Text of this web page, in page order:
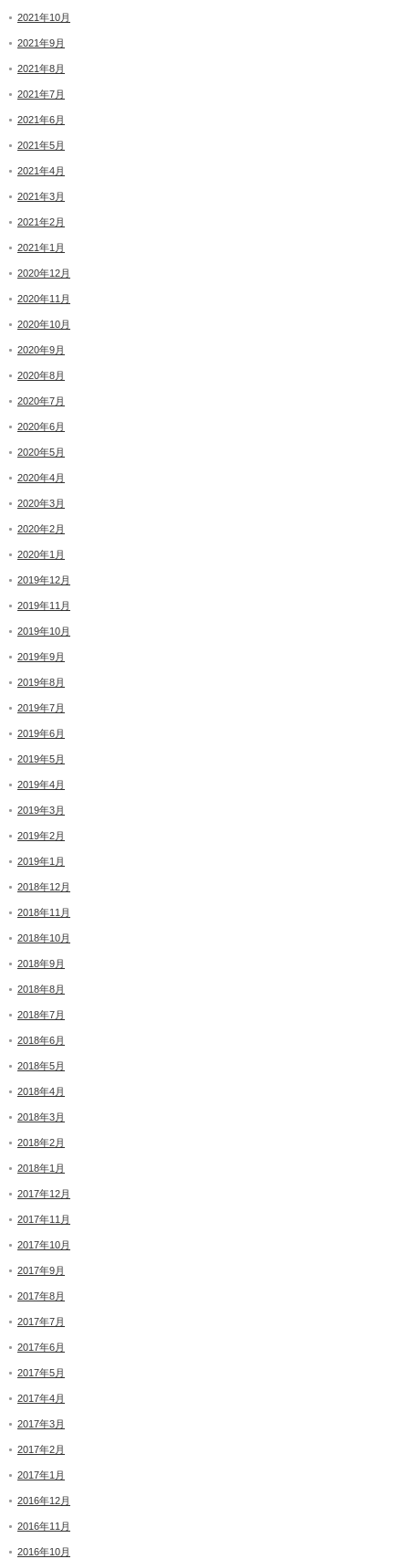
2021年10月
2021年9月
2021年8月
2021年7月
2021年6月
2021年5月
2021年4月
2021年3月
2021年2月
2021年1月
2020年12月
2020年11月
2020年10月
2020年9月
2020年8月
2020年7月
2020年6月
2020年5月
2020年4月
2020年3月
2020年2月
2020年1月
2019年12月
2019年11月
2019年10月
2019年9月
2019年8月
2019年7月
2019年6月
2019年5月
2019年4月
2019年3月
2019年2月
2019年1月
2018年12月
2018年11月
2018年10月
2018年9月
2018年8月
2018年7月
2018年6月
2018年5月
2018年4月
2018年3月
2018年2月
2018年1月
2017年12月
2017年11月
2017年10月
2017年9月
2017年8月
2017年7月
2017年6月
2017年5月
2017年4月
2017年3月
2017年2月
2017年1月
2016年12月
2016年11月
2016年10月